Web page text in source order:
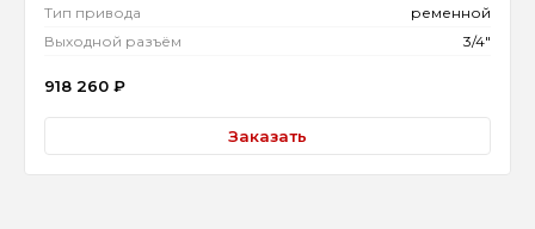
Тип привода
ременной
Выходной разъём
3/4"
918 260 ₽
Заказать